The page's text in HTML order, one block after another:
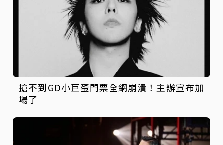
搶不到GD小巨蛋門票全網崩潰！主辦宣布加
場了